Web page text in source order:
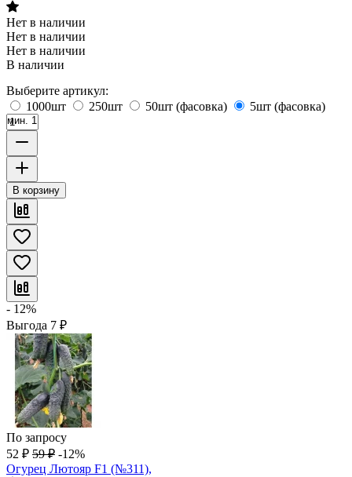
Нет в наличии
Нет в наличии
Нет в наличии
В наличии
Выберите артикул:
1000шт
250шт 50шт (фасовка) 5шт (фасовка)
мин. 1
В корзину
- 12%
Выгода 7 ₽
По запросу
52 ₽ 59 ₽ -12%
Огурец Лютояр F1 (№311),